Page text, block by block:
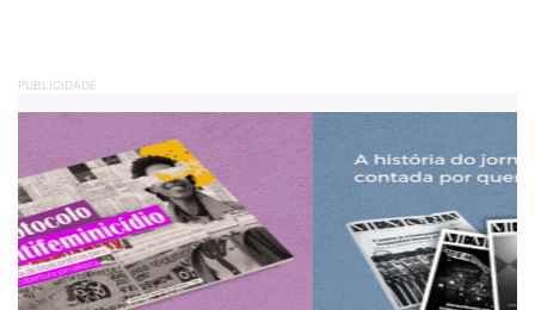
PUBLICIDADE